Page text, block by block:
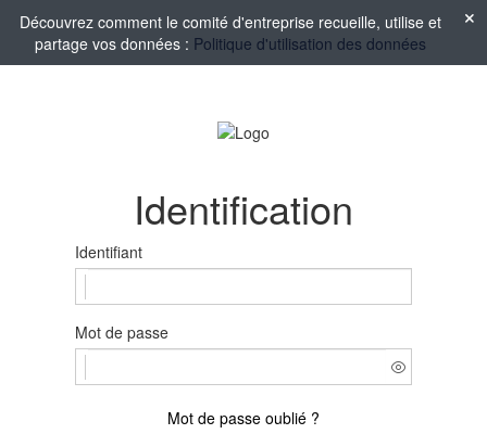
Découvrez comment le comité d'entreprise recueille, utilise et
partage vos données : Politique d'utilisation des données
Identification
Identifiant
Mot de passe
Mot de passe oublié ?